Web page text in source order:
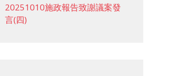
20251010施政報告致謝議案發
言(四)